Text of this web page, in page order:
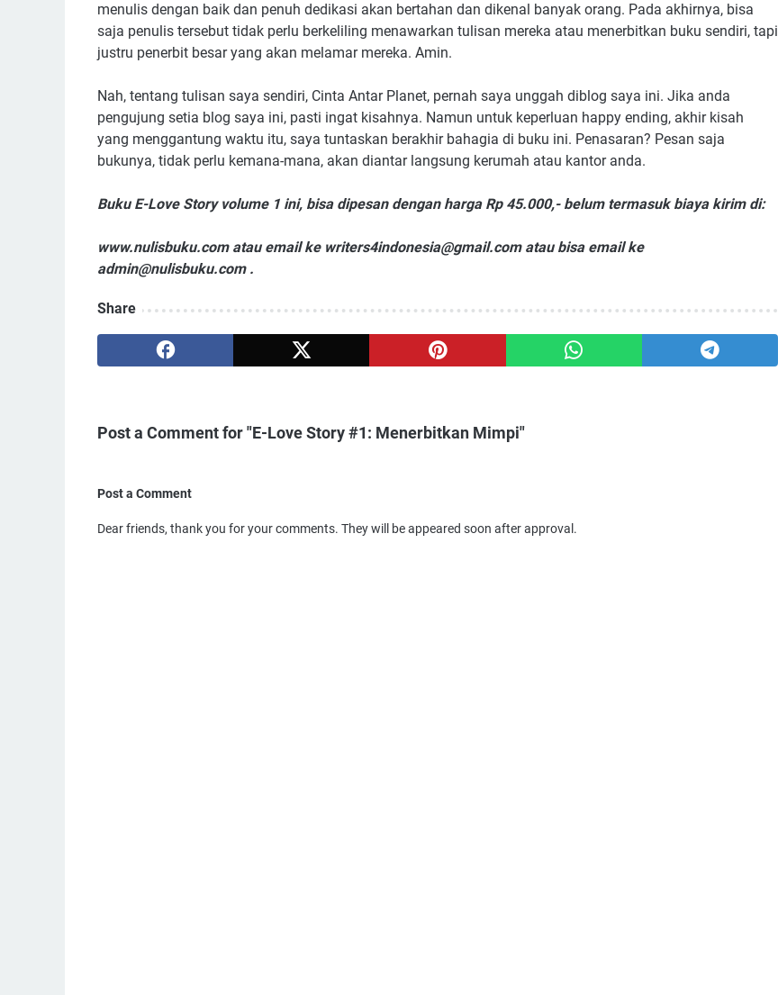
menulis dengan baik dan penuh dedikasi akan bertahan dan dikenal banyak orang. Pada akhirnya, bisa
saja penulis tersebut tidak perlu berkeliling menawarkan tulisan mereka atau menerbitkan buku sendiri, tapi
justru penerbit besar yang akan melamar mereka. Amin.
Nah, tentang tulisan saya sendiri, Cinta Antar Planet, pernah saya unggah diblog saya ini. Jika anda
pengujung setia blog saya ini, pasti ingat kisahnya. Namun untuk keperluan happy ending, akhir kisah
yang menggantung waktu itu, saya tuntaskan berakhir bahagia di buku ini. Penasaran? Pesan saja
bukunya, tidak perlu kemana-mana, akan diantar langsung kerumah atau kantor anda.
Buku E-Love Story volume 1 ini, bisa dipesan dengan harga Rp 45.000,- belum termasuk biaya kirim di:
www.nulisbuku.com atau email ke writers4indonesia@gmail.com atau bisa email ke
admin@nulisbuku.com .
Share
Post a Comment for "E-Love Story #1: Menerbitkan Mimpi"
Post a Comment
Dear friends, thank you for your comments. They will be appeared soon after approval.